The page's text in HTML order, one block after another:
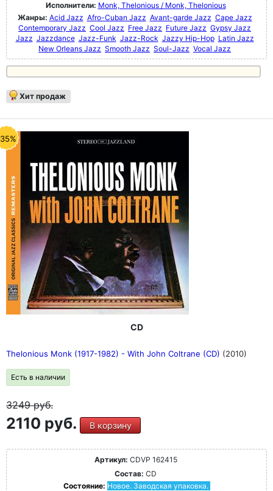
Исполнители: Monk, Thelonious / Monk, Thelonious
Жанры: Acid Jazz Afro-Cuban Jazz Avant-garde Jazz Cape Jazz
Contemporary Jazz Cool Jazz Free Jazz Future Jazz Gypsy Jazz
Jazz Jazzdance Jazz-Funk Jazz-Rock Jazzy Hip-Hop Latin Jazz
New Orleans Jazz Smooth Jazz Soul-Jazz Vocal Jazz
Хит продаж
CD
Thelonious Monk (1917-1982) - With John Coltrane (CD) (2010)
Есть в наличии
3249руб.
2110 руб. В корзину
Артикул: CDVP 162415
Состав: CD
Состояние: Новое. Заводская упаковка.